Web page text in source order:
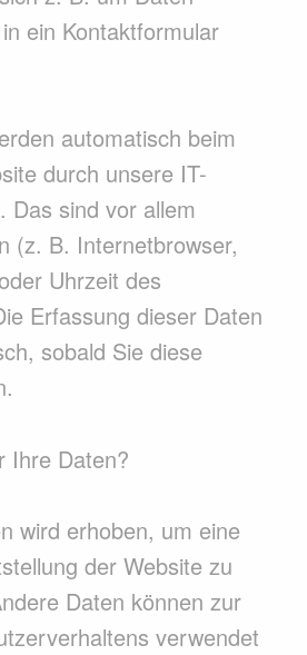
ein Kontaktformular
automatisch beim
durch unsere IT-
Das sind vor allem
(z. B. Internetbrowser,
Uhrzeit des
Erfassung dieser Daten
sobald Sie diese
Ihre Daten?
wird erhoben, um eine
der Website zu
Daten können zur
verwendet